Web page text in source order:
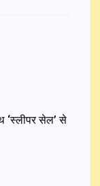
‘स्लीपर सेल’ से